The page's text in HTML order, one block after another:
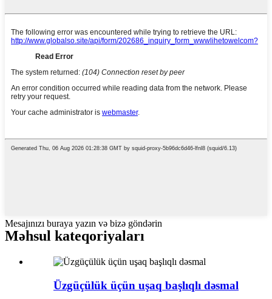
Mesajınızı buraya yazın və bizə göndərin
Məhsul kateqoriyaları
Üzgüçülük üçün uşaq başlıqlı dəsmal